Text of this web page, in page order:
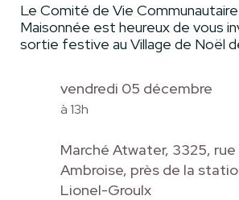
Le Comité de Vie
Maisonnée est heureux de vous
sortie festive au Village de Noël
vendredi 05 décembre
à 13h
Marché Atwater, 3325,
Ambroise, près de la
Lionel-Groulx